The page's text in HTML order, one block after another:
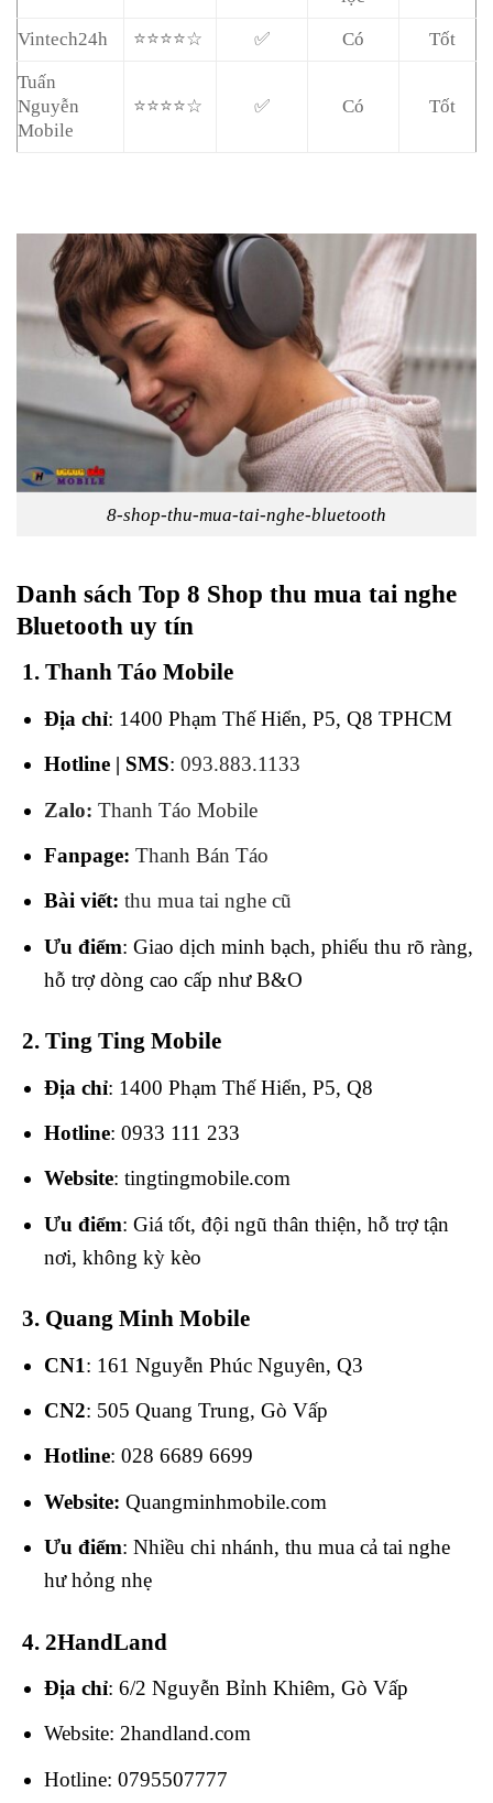
Vintech24h ⭐⭐⭐⭐☆ ✅ Có Tốt
Tuấn
Nguyễn
Mobile
⭐⭐⭐⭐☆ ✅ Có Tốt
8-shop-thu-mua-tai-nghe-bluetooth
Danh sách Top 8 Shop thu mua tai nghe
Bluetooth uy tín
1. Thanh Táo Mobile
Địa chỉ: 1400 Phạm Thế Hiển, P5, Q8 TPHCM
Hotline | SMS: 093.883.1133
Zalo: Thanh Táo Mobile
Fanpage: Thanh Bán Táo
Bài viết: thu mua tai nghe cũ
Ưu điểm: Giao dịch minh bạch, phiếu thu rõ ràng,
hỗ trợ dòng cao cấp như B&O
2. Ting Ting Mobile
Địa chỉ: 1400 Phạm Thế Hiển, P5, Q8
Hotline: 0933 111 233
Website: tingtingmobile.com
Ưu điểm: Giá tốt, đội ngũ thân thiện, hỗ trợ tận
nơi, không kỳ kèo
3. Quang Minh Mobile
CN1: 161 Nguyễn Phúc Nguyên, Q3
CN2: 505 Quang Trung, Gò Vấp
Hotline: 028 6689 6699
Website: Quangminhmobile.com
Ưu điểm: Nhiều chi nhánh, thu mua cả tai nghe
hư hỏng nhẹ
4. 2HandLand
Địa chỉ: 6/2 Nguyễn Bỉnh Khiêm, Gò Vấp
Website: 2handland.com
Hotline: 0795507777